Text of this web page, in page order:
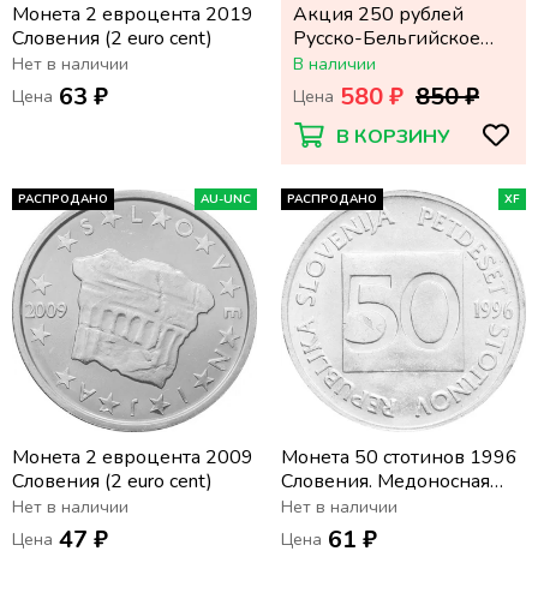
Монета 2 евроцента 2019
Словения (2 euro cent)
Нет в наличии
Цена 63 ₽
Акция 250 рублей
Русско-Бельгийское
металлургическое
общество 1900 года
В наличии
Цена 580 ₽ 850 ₽
В КОРЗИНУ
РАСПРОДАНО AU-UNC
Монета 2 евроцента 2009
Словения (2 euro cent)
Нет в наличии
Цена 47 ₽
РАСПРОДАНО XF
Монета 50 стотинов 1996
Словения. Медоносная
пчела
Нет в наличии
Цена 61 ₽